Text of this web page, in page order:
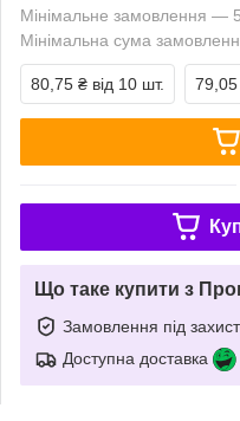
Мінімальне замовлення —
Мінімальна сума
80,75 ₴ від 10 шт.
Що таке купити з
Замовлення під
Доступна доставка